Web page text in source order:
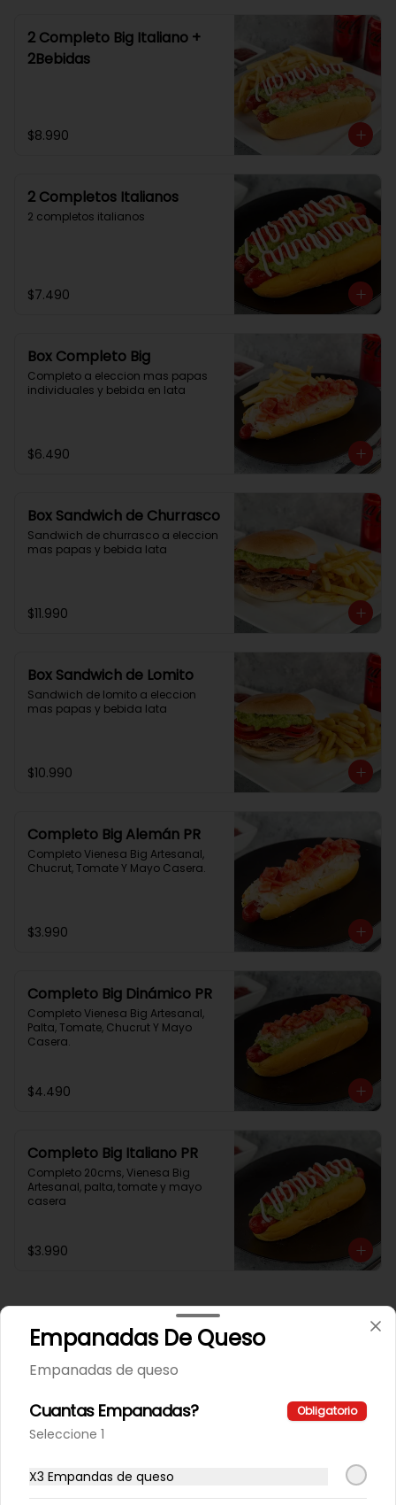
2 Completo Big Italiano +
2Bebidas
$8.990
2 Completos Italianos
2 completos italianos
$7.490
Box Completo Big
Completo a eleccion mas papas
individuales y bebida en lata
$6.490
Box Sandwich de Churrasco
Sandwich de churrasco a eleccion
mas papas y bebida lata
$11.990
Box Sandwich de Lomito
Sandwich de lomito a eleccion
mas papas y bebida lata
$10.990
Completo Big Alemán PR
Completo Vienesa Big Artesanal,
Chucrut, Tomate Y Mayo Casera.
$3.990
Completo Big Dinámico PR
Completo Vienesa Big Artesanal,
Palta, Tomate, Chucrut Y Mayo
Casera.
$4.490
Completo Big Italiano PR
Completo 20cms, Vienesa Big
Artesanal, palta, tomate y mayo
casera
$3.990
Conócenos
Empanadas De Queso
Empanadas de queso
Cuantas Empanadas? Obligatorio
Seleccione 1
X3 Empandas de queso